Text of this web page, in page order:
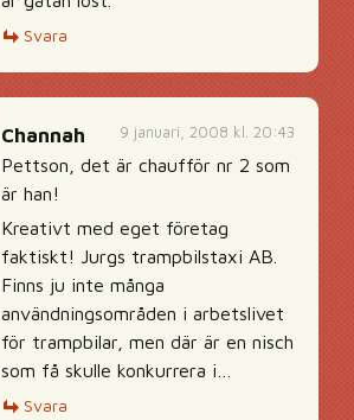
Svara
9 januari, 2008 kl. 20:43
Channah
Pettson, det är chaufför nr 2 som
är han!
Kreativt med eget företag
faktiskt! Jurgs trampbilstaxi AB.
Finns ju inte många
användningsområden i arbetslivet
för trampbilar, men där är en nisch
som få skulle konkurrera i…
Svara